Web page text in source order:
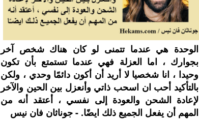
الوحدة هي عندما تتمنى لو كان هناك شخص آخر
بجوارك ، اما العزلة فهي عندما تستمتع بأن تكون
وحيدا ، انا شخصيا لا أريد أن أكون دائمًا وحدي ، ولكن
بالتأكيد أحب ان اسحب ذاتي وأنعزل بين الحين والآخر
لإعادة الشحن والعودة إلى نفسي ، أعتقد أنه من
المهم أن يفعل الجميع ذلك ايضًا. - جوناثان فان نيس